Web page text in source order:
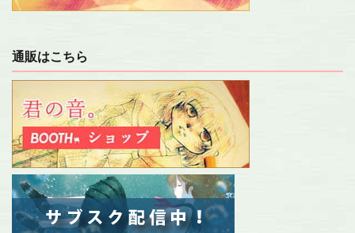
通販はこちら